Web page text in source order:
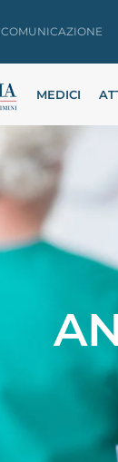
COMUNICAZIONE
MEDICI